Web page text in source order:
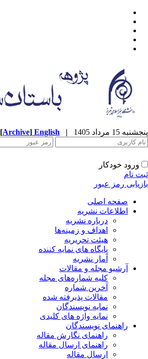
پنجشنبه 15 مرداد 1405 |
English
[Archive]
ورود خودکار
ثبت نام
بازیابی رمز عبور
صفحه اصلی
اطلاعات نشریه
درباره نشریه
اهداف و زمینه‌ها
هیئت تحریریه
پایگاه های نمایه کننده
آمار نشریه
آرشیو مجله و مقالات
کلیه شماره‌های مجله
آخرین شماره
مقالات پذیرفته شده
نمایه نویسندگان
نمایه واژه های کلیدی
راهنمای نویسندگان
راهنمای نگارش مقاله
راهنمای ارسال مقاله
ارسال مقاله